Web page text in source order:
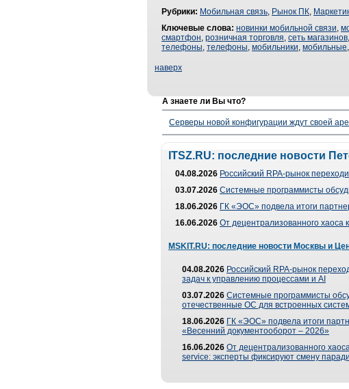
Рубрики: Мобильная связь, Рынок ПК,
Ключевые слова: новинки мобильной связи,
смартфон, розничная торговля, сеть магазинов,
телефоны, телефоны, мобильники, мобильные,
наверх
А знаете ли Вы что?
Серверы новой конфигурации ждут своей
ITSZ.RU: последние новости
04.08.2026 Российский RPA-рынок
03.07.2026 Системные программисты
18.06.2026 ГК «ЭОС» подвела итоги
16.06.2026 От децентрализованного
MSKIT.RU: последние новости Москвы и
04.08.2026 Российский RPA-рынок
задач к управлению процессами и AI
03.07.2026 Системные программисты
отечественные ОС для встроенных
18.06.2026 ГК «ЭОС» подвела итоги
«Весенний документооборот – 2026»
16.06.2026 От децентрализованного
service: эксперты фиксируют смену